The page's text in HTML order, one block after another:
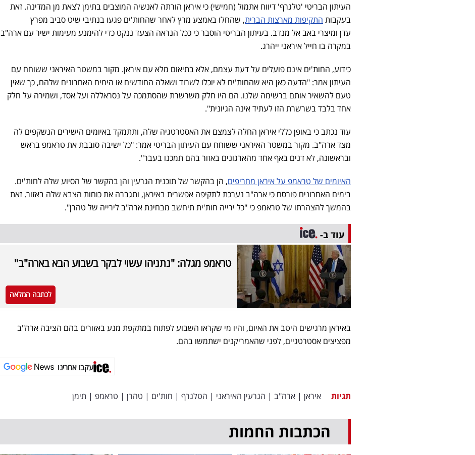
העיתון הבריטי 'טלגרף' דיווח אתמול (חמישי) כי איראן הורתה לאנשיה המוצבים בתימן לצאת מן המדינה. זאת
בעקבות התקיפות מארצות הברית, שהחלו באמצע מרץ לאחר שהחות'ים פגעו בנתיבי שיט סביב מפרץ
עדן ומיצרי באב אל מנדב. בעיתון הבריטי הוסבר כי ככל הנראה הצעד ננקט כדי להימנע מעימות ישיר עם ארה"ב
במקרה בו חייל איראני ייהרג.
כידוע, החות'ים אינם פועלים על דעת עצמם, אלא בתיאום מלא עם איראן. מקור במשטר האיראני ששוחח עם
העיתון אמר: "הדעה כאן היא שהחות'ים לא יוכלו לשרוד ושאלה החודשים או הימים האחרונים שלהם, כך שאין
טעם להשאיר אותם ברשימה שלנו. הם היו חלק משרשרת שהסתמכה על נסראללה ועל אסד, ושמירה על חלק
אחד בלבד בשרשרת הזו לעתיד אינה הגיונית".
עוד נכתב כי באופן כללי איראן החלה לצמצם את האסטרטגיה שלה, ותתמקד באיומים הישירים הנשקפים לה
מצד ארה"ב. מקור במשטר האיראני ששוחח עם העיתון הבריטי אמר: "כל ישיבה סובבת את טראמפ בראש
ובראשונה, לא דנים באף אחד מהארגונים באזור בהם תמכנו בעבר".
האיומים של טראמפ על איראן מחריפים, הן בהקשר של תוכנית הגרעין והן בהקשר של הסיוע שלה לחות'ים.
בימים האחרונים פורסם כי ארה"ב נערכת לתקיפה אפשרית באיראן, ותגברה את כוחות הצבא שלה באזור. זאת
בהמשך להצהרתו של טראמפ כי "כל ירייה חות'ית תיחשב מבחינת ארה"ב לירייה של טהרן".
עוד ב-
טראמפ מגלה: "נתניהו עשוי לבקר בשבוע הבא בארה"ב"
לכתבה המלאה
באיראן מרגישים היטב את האיום, והיו מי שקראו השבוע לפתוח במתקפת מנע באזורים בהם הציבה ארה"ב
מפציצים אסטרטגיים, לפני שהאמריקנים ישתמשו בהם.
עקבו אחרינו
תגיות איראן | ארה"ב | הגרעין האיראני | הטלגרף | חות'ים | טהרן | טראמפ | תימן
הכתבות החמות